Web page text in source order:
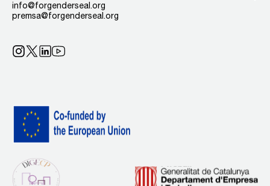
info@forgenderseal.org
premsa@forgenderseal.org